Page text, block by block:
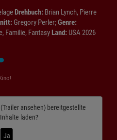
Drehbuch: Brian Lynch, Pierre
Gregory Perler;Genre:
Familie, Fantasy Land: USA 2026
ansehen) bereitgestellte
laden?
Ja